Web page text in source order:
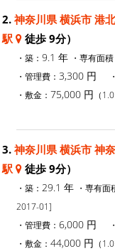
2. 神奈川県 横浜市 港
駅
徒歩 9分）
・築： 9.1 年 ・専有面積
・管理費： 3,300 円
・敷金： 75,000 円 （
3. 神奈川県 横浜市 神
駅
徒歩 9分）
・築： 29.1 年 ・専有面
2017-01]
・管理費： 6,000 円
・敷金： 44,000 円 （